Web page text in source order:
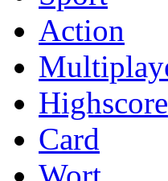
Action
Highscore
Card